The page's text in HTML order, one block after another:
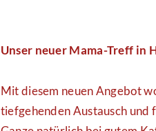
Unser neuer Mama-Treff in
Mit diesem neuen Angebot
tiefgehenden Austausch und